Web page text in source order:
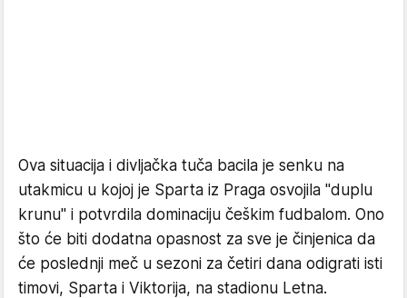
Ova situacija i divljačka tuča bacila je senku na
utakmicu u kojoj je Sparta iz Praga osvojila "duplu
krunu" i potvrdila dominaciju češkim fudbalom. Ono
što će biti dodatna opasnost za sve je činjenica da
će poslednji meč u sezoni za četiri dana odigrati isti
timovi, Sparta i Viktorija, na stadionu Letna.